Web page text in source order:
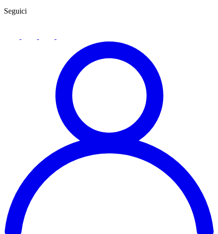
Seguici